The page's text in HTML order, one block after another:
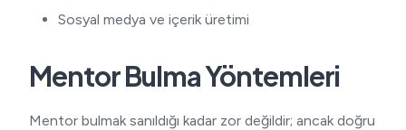
Sosyal medya ve içerik üretimi
Mentor Bulma Yöntemleri
Mentor bulmak sanıldığı kadar zor değildir; ancak doğru